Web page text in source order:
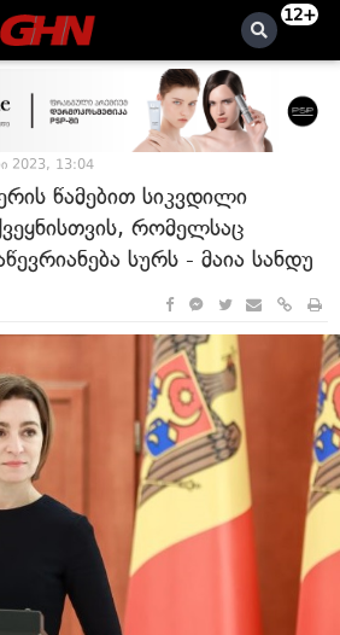
12+
2023, 13:04
წამებით სიკვდილი
რომელსაც
სურს - მაია სანდუ